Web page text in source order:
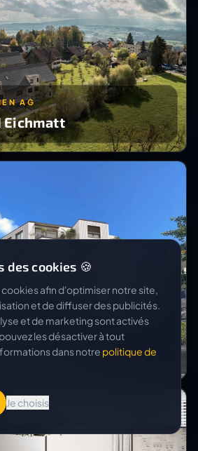
AG
Eichmatt
AG
des cookies 🍪
cookies afin d'optimiser notre site,
et de diffuser des publicités.
et de marketing sont activés
les désactiver à tout
dans notre politique de
Je choisis